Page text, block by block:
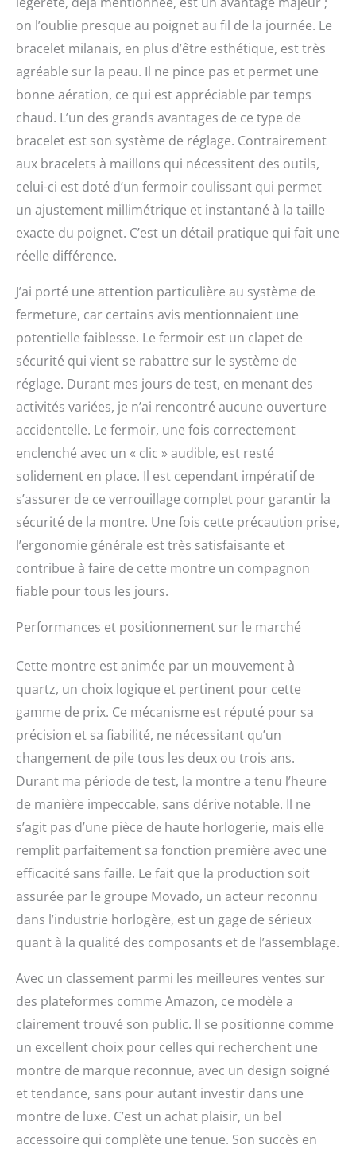
on l’oublie presque au poignet au fil de la journée. Le
bracelet milanais, en plus d’être esthétique, est très
agréable sur la peau. Il ne pince pas et permet une
bonne aération, ce qui est appréciable par temps
chaud. L’un des grands avantages de ce type de
bracelet est son système de réglage. Contrairement
aux bracelets à maillons qui nécessitent des outils,
celui-ci est doté d’un fermoir coulissant qui permet
un ajustement millimétrique et instantané à la taille
exacte du poignet. C’est un détail pratique qui fait une
réelle différence.
J’ai porté une attention particulière au système de
fermeture, car certains avis mentionnaient une
potentielle faiblesse. Le fermoir est un clapet de
sécurité qui vient se rabattre sur le système de
réglage. Durant mes jours de test, en menant des
activités variées, je n’ai rencontré aucune ouverture
accidentelle. Le fermoir, une fois correctement
enclenché avec un « clic » audible, est resté
solidement en place. Il est cependant impératif de
s’assurer de ce verrouillage complet pour garantir la
sécurité de la montre. Une fois cette précaution prise,
l’ergonomie générale est très satisfaisante et
contribue à faire de cette montre un compagnon
fiable pour tous les jours.
Performances et positionnement sur le marché
Cette montre est animée par un mouvement à
quartz, un choix logique et pertinent pour cette
gamme de prix. Ce mécanisme est réputé pour sa
précision et sa fiabilité, ne nécessitant qu’un
changement de pile tous les deux ou trois ans.
Durant ma période de test, la montre a tenu l’heure
de manière impeccable, sans dérive notable. Il ne
s’agit pas d’une pièce de haute horlogerie, mais elle
remplit parfaitement sa fonction première avec une
efficacité sans faille. Le fait que la production soit
assurée par le groupe Movado, un acteur reconnu
dans l’industrie horlogère, est un gage de sérieux
quant à la qualité des composants et de l’assemblage.
Avec un classement parmi les meilleures ventes sur
des plateformes comme Amazon, ce modèle a
clairement trouvé son public. Il se positionne comme
un excellent choix pour celles qui recherchent une
montre de marque reconnue, avec un design soigné
et tendance, sans pour autant investir dans une
montre de luxe. C’est un achat plaisir, un bel
accessoire qui complète une tenue. Son succès en